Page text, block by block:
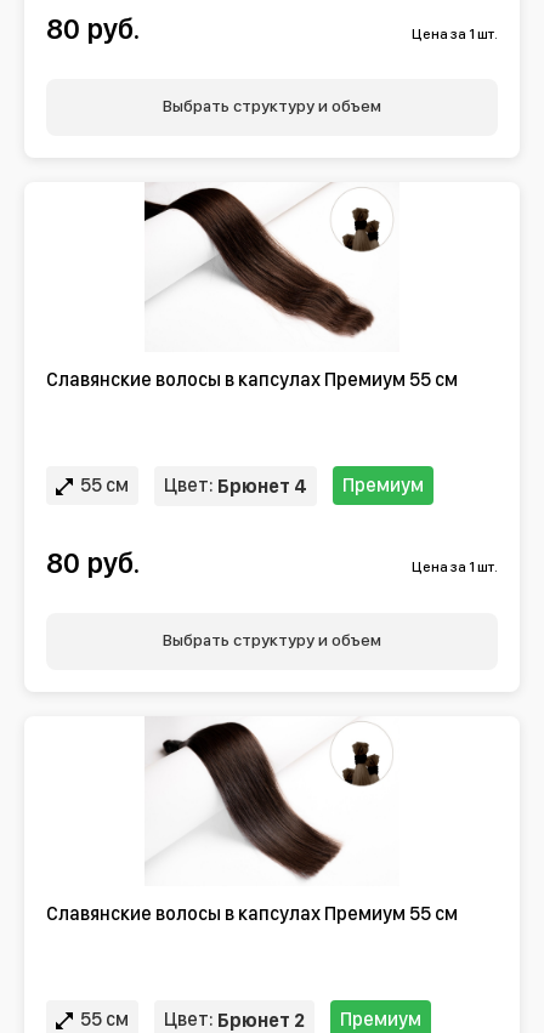
80 руб. Цена за 1 шт.
Выбрать структуру и объем
Славянские волосы в капсулах Премиум 55 см
55 см Цвет: Брюнет 4 Премиум
80 руб. Цена за 1 шт.
Выбрать структуру и объем
Славянские волосы в капсулах Премиум 55 см
55 см Цвет: Брюнет 2 Премиум